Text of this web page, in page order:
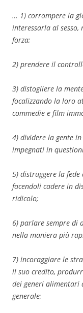
… 1) corrompere la
interessarla al
forza;
2) prendere il
3) distogliere la
focalizzando la loro
commedie e film
4) dividere la gente
impegnati in
5) distruggere la
facendoli cadere in
ridicolo;
6) parlare sempre di
nella maniera più
7) incoraggiare le
il suo credito,
dei generi alimentari
generale;